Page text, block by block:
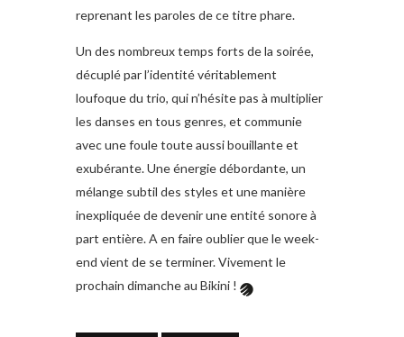
reprenant les paroles de ce titre phare.
Un des nombreux temps forts de la soirée,
décuplé par l’identité véritablement
loufoque du trio, qui n’hésite pas à multiplier
les danses en tous genres, et communie
avec une foule toute aussi bouillante et
exubérante. Une énergie débordante, un
mélange subtil des styles et une manière
inexpliquée de devenir une entité sonore à
part entière. A en faire oublier que le week-
end vient de se terminer. Vivement le
prochain dimanche au Bikini !